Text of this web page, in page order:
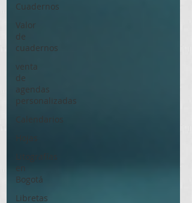
Cuadernos
Valor
de
cuadernos
venta
de
agendas
personalizadas
Calendarios
Litografías
en
Bogotá
Libretas